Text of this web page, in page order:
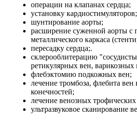
операции на клапанах сердца;
установку кардиостимуляторов;
шунтирование аорты;
расширение суженной аорты
металлического каркаса
пересадку сердца;.
склерооблитерацию
ретикулярных вен, варикозных
флебэктомию подкожных вен;
лечение тромбоза, флебита
конечностей;
лечение венозных трофических
ультразвуковое сканирование